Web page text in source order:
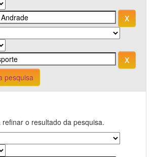
pesquisa
o resultado da pesquisa.